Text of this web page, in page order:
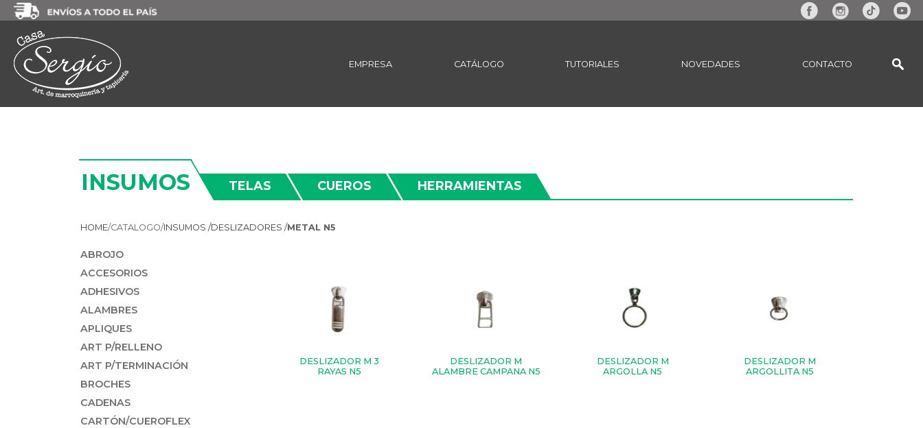
EMPRESA CATÁLOGO TUTORIALES NOVEDADES CONTACTO
INSUMOS TELAS CUEROS HERRAMIENTAS
METAL N5
DESLIZADORES /
INSUMOS /
CATALOGO/
/
HOME
ABROJO
ACCESORIOS
ADHESIVOS
ALAMBRES
APLIQUES
ART P/RELLENO
ART P/TERMINACIÓN
BROCHES
CADENAS
CARTÓN/CUEROFLEX
DESLIZADOR M 3
RAYAS N5
DESLIZADOR M
ALAMBRE CAMPANA N5
DESLIZADOR M
ARGOLLA N5
DESLIZADOR M
ARGOLLITA N5